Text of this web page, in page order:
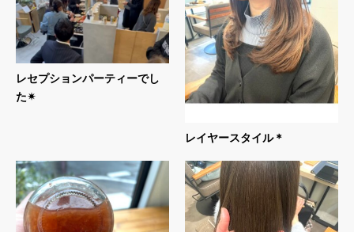
レセプションパーティーでし
た✴︎
レイヤースタイル＊